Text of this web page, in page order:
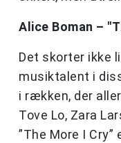
Alice Boman –
Det skorter ikke
musiktalent i
i rækken, der
Tove Lo, Zara
”The More I